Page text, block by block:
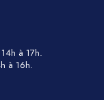
à 17h.
à 16h.